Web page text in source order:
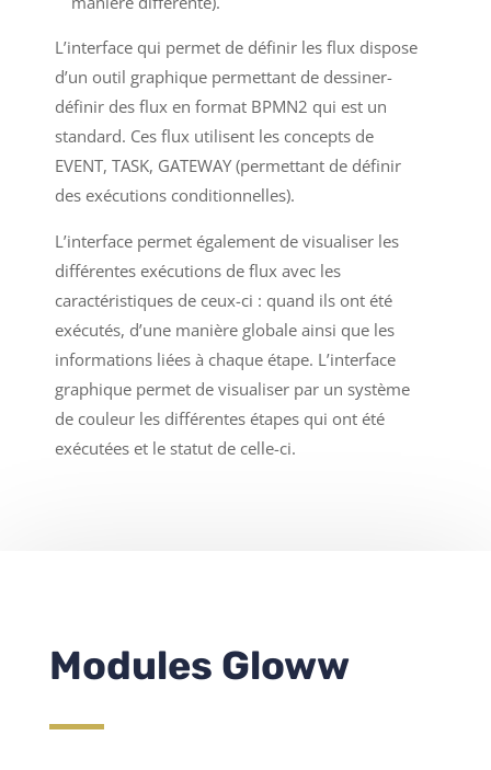
L’interface qui permet de définir les flux dispose
d’un outil graphique permettant de dessiner-
définir des flux en format BPMN2 qui est un
standard. Ces flux utilisent les concepts de
EVENT, TASK, GATEWAY (permettant de définir
des exécutions conditionnelles).
L’interface permet également de visualiser les
différentes exécutions de flux avec les
caractéristiques de ceux-ci : quand ils ont été
exécutés, d’une manière globale ainsi que les
informations liées à chaque étape. L’interface
graphique permet de visualiser par un système
de couleur les différentes étapes qui ont été
exécutées et le statut de celle-ci.
Modules Gloww